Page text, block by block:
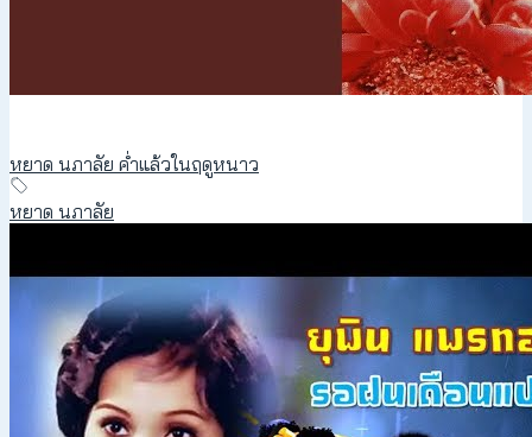
หยาด นภาลัย ค่ำแล้วในฤดูหนาว
หยาด นภาลัย